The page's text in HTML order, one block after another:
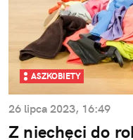
ASZKOBIETY
26 lipca 2023, 16:49
Z niechęci do